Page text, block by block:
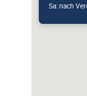
Sa: nach